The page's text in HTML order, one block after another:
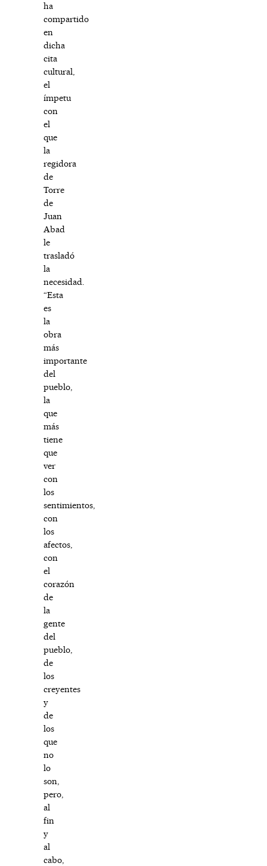
ha
compartido
en
dicha
cita
cultural,
el
ímpetu
con
el
que
la
regidora
de
Torre
de
Juan
Abad
le
trasladó
la
necesidad.
“Esta
es
la
obra
más
importante
del
pueblo,
la
que
más
tiene
que
ver
con
los
sentimientos,
con
los
afectos,
con
el
corazón
de
la
gente
del
pueblo,
de
los
creyentes
y
de
los
que
no
lo
son,
pero,
al
fin
y
al
cabo,